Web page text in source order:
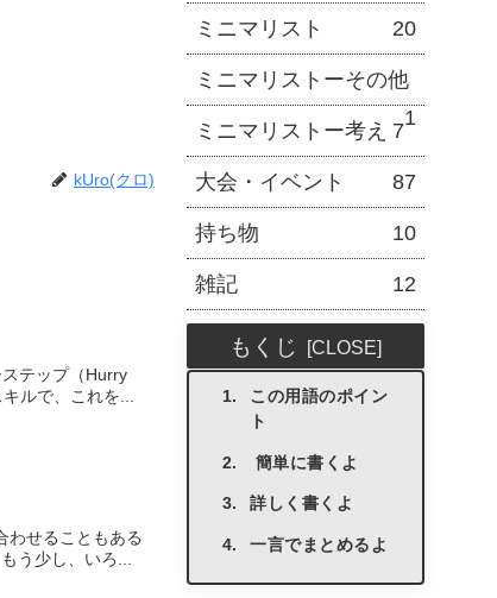
kUro(クロ)
テップ（Hurry
ルで、これを...
わせることもある
う少し、いろ...
ミニマリスト 20
ミニマリストーその他
1
ミニマリストー考え 7
大会・イベント 87
持ち物 10
雑記 12
もくじ
この用語のポイン
ト
簡単に書くよ
詳しく書くよ
一言でまとめるよ